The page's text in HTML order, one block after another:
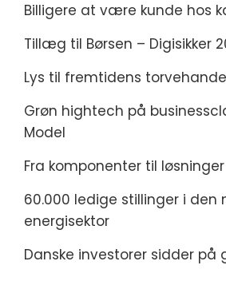
Billigere at være kunde hos
Tillæg til Børsen – Digisikker
Lys til fremtidens
Grøn hightech på
Model
Fra komponenter til løsninger
60.000 ledige stillinger i den
energisektor
Danske investorer sidder på